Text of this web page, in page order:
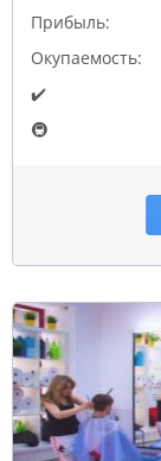
Прибыль:
Окупаемость:
✔️
🚇